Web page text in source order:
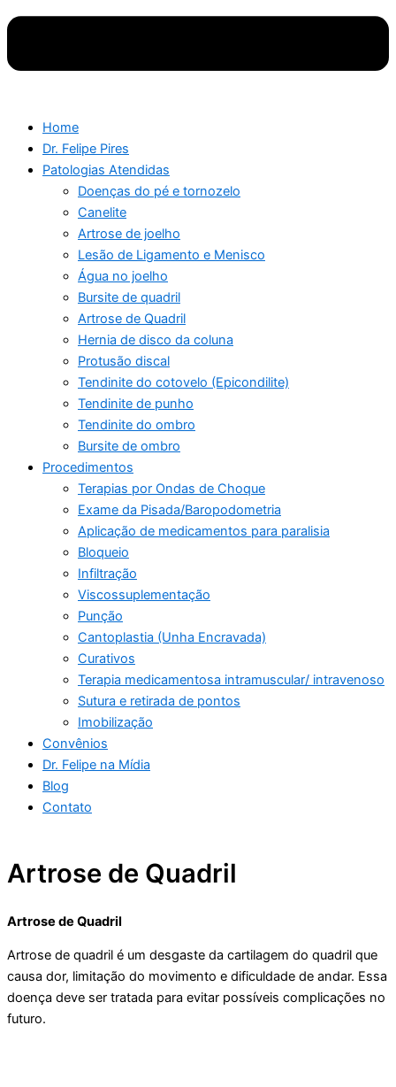
Home
Dr. Felipe Pires
Patologias Atendidas
Doenças do pé e tornozelo
Canelite
Artrose de joelho
Lesão de Ligamento e Menisco
Água no joelho
Bursite de quadril
Artrose de Quadril
Hernia de disco da coluna
Protusão discal
Tendinite do cotovelo (Epicondilite)
Tendinite de punho
Tendinite do ombro
Bursite de ombro
Procedimentos
Terapias por Ondas de Choque
Exame da Pisada/Baropodometria
Aplicação de medicamentos para paralisia
Bloqueio
Infiltração
Viscossuplementação
Punção
Cantoplastia (Unha Encravada)
Curativos
Terapia medicamentosa intramuscular/ intravenoso
Sutura e retirada de pontos
Imobilização
Convênios
Dr. Felipe na Mídia
Blog
Contato
Artrose de Quadril
Artrose de Quadril
Artrose de quadril é um desgaste da cartilagem do quadril que
causa dor, limitação do movimento e dificuldade de andar. Essa
doença deve ser tratada para evitar possíveis complicações no
futuro.